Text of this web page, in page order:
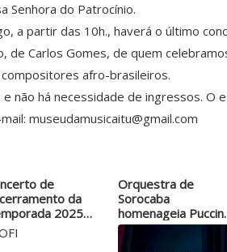
Senhora do Patrocínio.
a partir das 10h., haverá o último
de Carlos Gomes, de quem
afro-brasileiros.
não há necessidade de ingressos.
museudamusicaitu@gmail.com
de
da
2025
Orquestra de
Sorocaba
homenageia Puccini
em Campos do
Jordão